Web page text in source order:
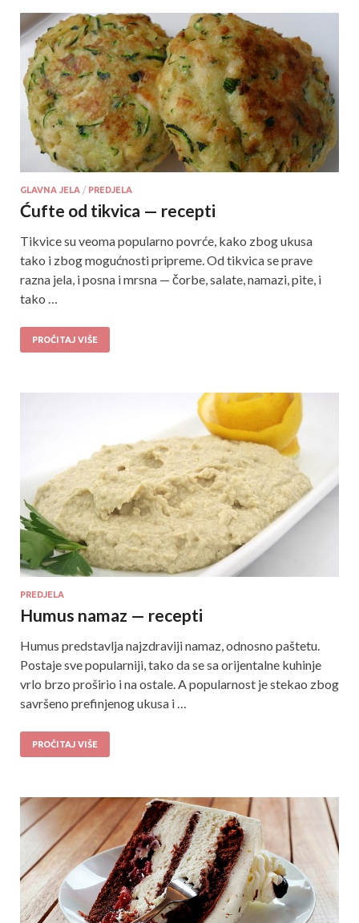
GLAVNA JELA / PREDJELA
Ćufte od tikvica — recepti
Tikvice su veoma popularno povrće, kako zbog ukusa
tako i zbog mogućnosti pripreme. Od tikvica se prave
razna jela, i posna i mrsna — čorbe, salate, namazi, pite, i
tako …
PROČITAJ VIŠE
PREDJELA
Humus namaz — recepti
Humus predstavlja najzdraviji namaz, odnosno paštetu.
Postaje sve popularniji, tako da se sa orijentalne kuhinje
vrlo brzo proširio i na ostale. A popularnost je stekao zbog
savršeno prefinjenog ukusa i …
PROČITAJ VIŠE